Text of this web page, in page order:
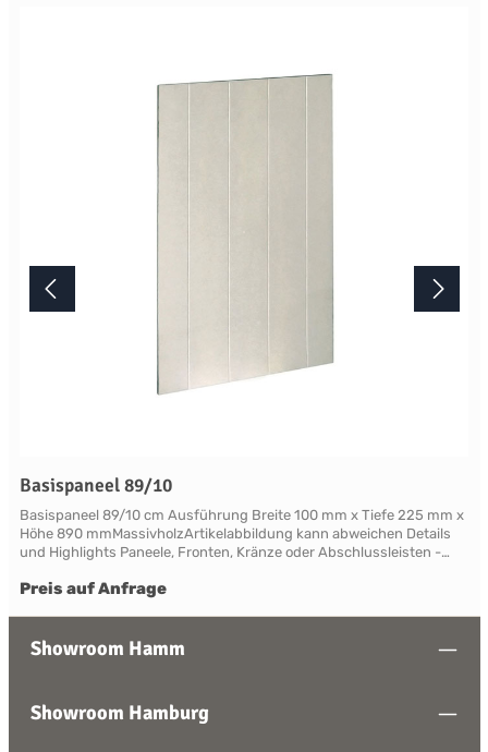
Basispaneel 89/10
Basispaneel 89/10 cm Ausführung Breite 100 mm x Tiefe 225 mm x
Höhe 890 mmMassivholzArtikelabbildung kann abweichen Details
und Highlights Paneele, Fronten, Kränze oder Abschlussleisten -
Modellen mit variablen Ausstattungen und DimensionenNahezu
Service Die Palette der eleganten, handwerklichen Lackfarben von
mischen. Jedes Möbelstück von Neptune kann in Ihrem
Wunschfarbton aus der Neptune Farbkollektion gestrichen werden -
Preis auf Anfrage
Showroom Hamm
Showroom Hamburg